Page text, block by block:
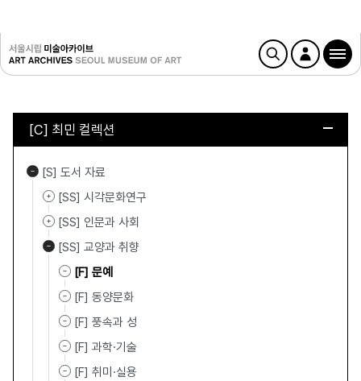
[C] 최민 컬렉션
[S] 도서 자료
[SS] 시각문화연구
[SS] 인문과 사회
[SS] 교양과 취향
[F] 문예
[F] 동양문화
[F] 풍속과 성
[F] 과학·기술
[F] 취미·실용